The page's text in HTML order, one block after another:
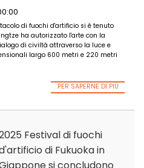
Display
12:00:00
la seconda sessione del 33 °
internazionale Macao
nel 1989, questo